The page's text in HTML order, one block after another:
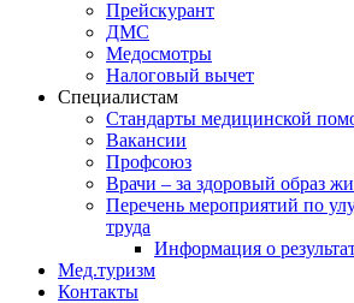
Прейскурант
ДМС
Медосмотры
Налоговый вычет
Специалистам
Стандарты медицинской
Вакансии
Профсоюз
Врачи – за здоровый образ
Перечень мероприятий по
труда
Информация о
Мед.туризм
Контакты